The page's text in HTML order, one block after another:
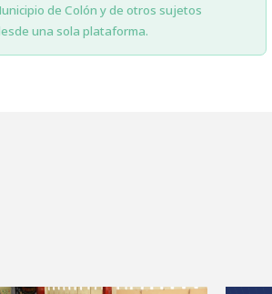
de Colón y de otros sujetos
una sola plataforma.